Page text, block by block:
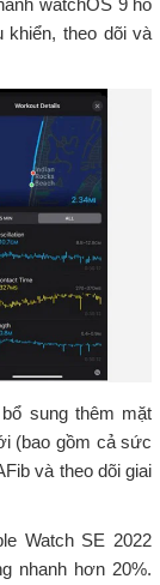
watchOS 9 hỗ
theo dõi và
sung thêm mặt
(bao gồm cả sức
và theo dõi giai
Watch SE 2022
nhanh hơn 20%.